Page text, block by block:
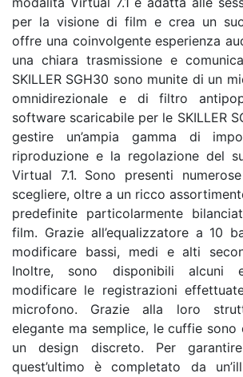
per la visione di film e crea un
offre una coinvolgente esperienza
una chiara trasmissione e
SKILLER SGH30 sono munite di un
omnidirezionale e di filtro
software scaricabile per le SKILLER
gestire un’ampia gamma di
riproduzione e la regolazione del
Virtual 7.1. Sono presenti
scegliere, oltre a un ricco
predefinite particolarmente
film. Grazie all’equalizzatore a 10
modificare bassi, medi e alti
Inoltre, sono disponibili
modificare le registrazioni
microfono. Grazie alla loro
elegante ma semplice, le cuffie
un design discreto. Per
quest’ultimo è completato da